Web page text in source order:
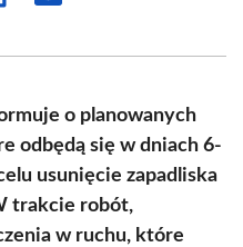
o planowanych
odbędą się w dniach 6-
usunięcie zapadliska
trakcie robót,
w ruchu, które